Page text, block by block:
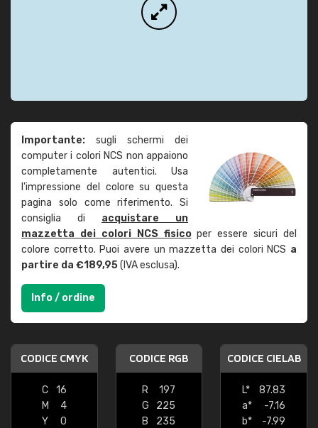
Importante: sugli schermi dei
computer i colori NCS non appaiono
completamente autentici. Usa
l'impressione del colore su questa
pagina solo come riferimento. Si
consiglia di acquistare un
mazzetta dei colori NCS fisicoper essere sicuri del
colore corretto. Puoi avere un mazzetta dei colori NCS a
partire da €189,95(IVA esclusa).
Info / ordine
CODICE CMYK
C
16
M
4
Y
0
CODICE RGB
R
197
G
225
B
235
CODICE CIELAB
L*
87.83
a*
-7.16
b*
-7.99